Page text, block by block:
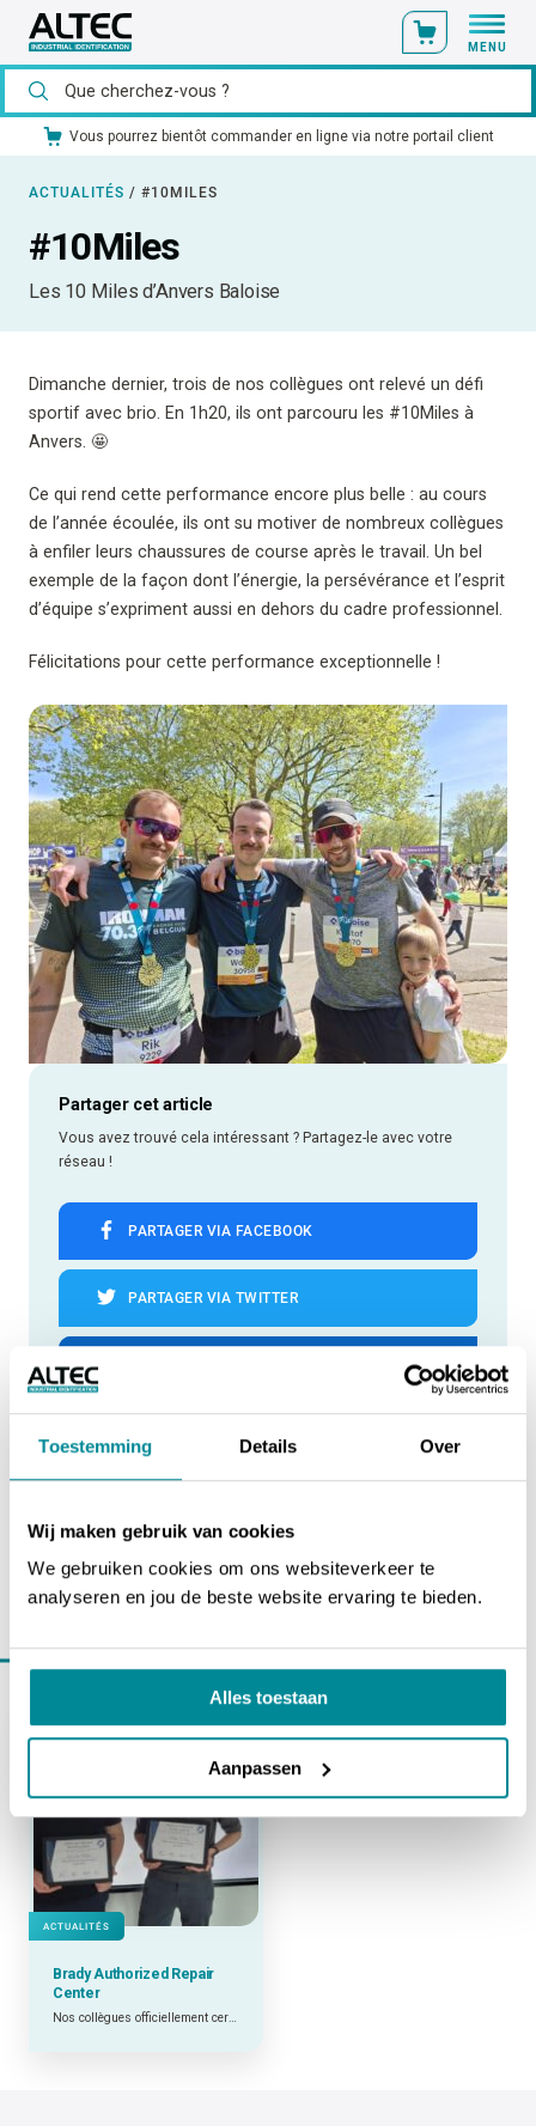
Toestemming Details Over
Wij maken gebruik van cookies
We gebruiken cookies om ons websiteverkeer te
analyseren en jou de beste website ervaring te bieden.
Alles toestaan
Aanpassen
MENU
Vous pourrez bientôt commander en ligne via notre portail client
Partager cet article
Vous avez trouvé cela intéressant ? Partagez-le avec votre
réseau !
PARTAGER VIA FACEBOOK
PARTAGER VIA TWITTER
ACTUALITÉS / #10MILES
#10Miles
Les 10 Miles d’Anvers Baloise
Dimanche dernier, trois de nos collègues ont relevé un défi
sportif avec brio. En 1h20, ils ont parcouru les #10Miles à
Anvers. 🤩
Ce qui rend cette performance encore plus belle : au cours
de l’année écoulée, ils ont su motiver de nombreux collègues
à enfiler leurs chaussures de course après le travail. Un bel
exemple de la façon dont l’énergie, la persévérance et l’esprit
d’équipe s’expriment aussi en dehors du cadre professionnel.
Félicitations pour cette performance exceptionnelle !
ACTUALITÉS
Brady Authorized Repair
Center
Nos collègues officiellement certifiés BARC !